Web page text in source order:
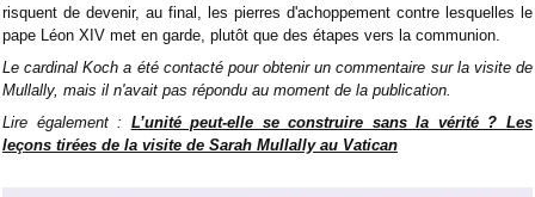
risquent de devenir, au final, les pierres d'achoppement contre lesquelles le
pape Léon XIV met en garde, plutôt que des étapes vers la communion.
Le cardinal Koch a été contacté pour obtenir un commentaire sur la visite de
Mullally, mais il n'avait pas répondu au moment de la publication.
Lire également : L’unité peut-elle se construire sans la vérité ? Les
leçons tirées de la visite de Sarah Mullally au Vatican